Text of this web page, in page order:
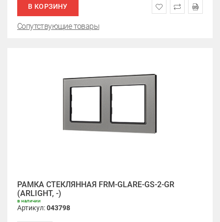
В КОРЗИНУ
Сопутствующие товары
РАМКА СТЕКЛЯННАЯ FRM-GLARE-GS-2-GR
(ARLIGHT, -)
в наличии
Артикул:043798